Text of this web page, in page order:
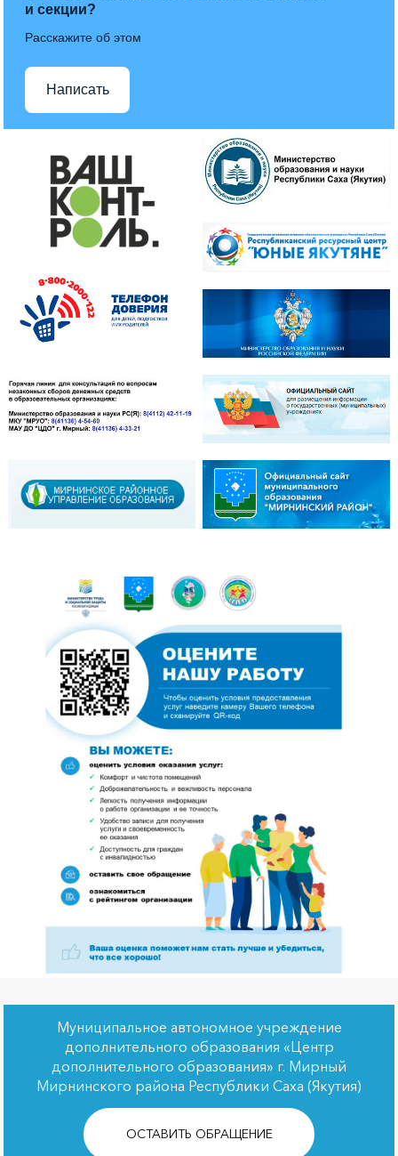
и секции?
Расскажите об этом
Написать
Муниципальное автономное учреждение
дополнительного образования «Центр
дополнительного образования» г. Мирный
Мирнинского района Республики Саха (Якутия)
ОСТАВИТЬ ОБРАЩЕНИЕ